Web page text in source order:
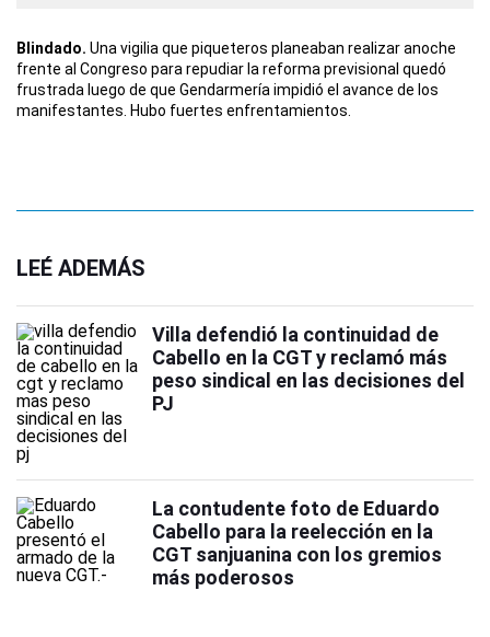
Blindado. Una vigilia que piqueteros planeaban realizar anoche
frente al Congreso para repudiar la reforma previsional quedó
frustrada luego de que Gendarmería impidió el avance de los
manifestantes. Hubo fuertes enfrentamientos.
LEÉ ADEMÁS
Villa defendió la continuidad de
Cabello en la CGT y reclamó más
peso sindical en las decisiones del
PJ
La contudente foto de Eduardo
Cabello para la reelección en la
CGT sanjuanina con los gremios
más poderosos